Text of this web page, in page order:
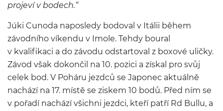
projeví v bodech.“
Júki Cunoda naposledy bodoval v Itálii během
závodního víkendu v Imole. Tehdy boural
v kvalifikaci a do závodu odstartoval z boxové uličky.
Závod však dokončil na 10. pozici a získal pro svůj
celek bod. V Poháru jezdců se Japonec aktuálně
nachází na 17. místě se ziskem 10 bodů. Před ním se
v pořadí nachází všichni jezdci, kteří patří Rd Bullu, a